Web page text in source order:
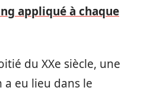
appliqué à chaque
du XXe siècle, une
eu lieu dans le